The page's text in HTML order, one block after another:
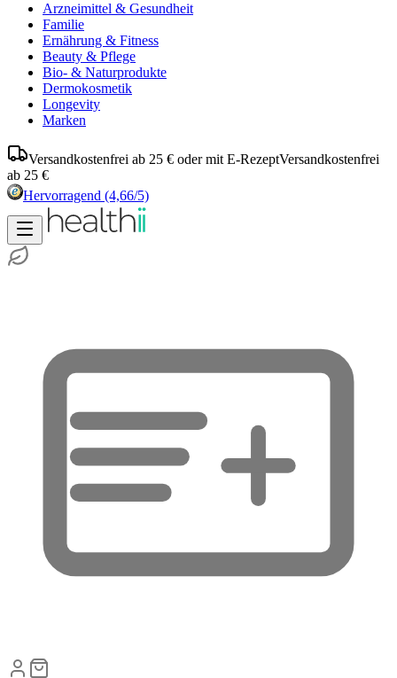
Arzneimittel & Gesundheit
Familie
Ernährung & Fitness
Beauty & Pflege
Bio- & Naturprodukte
Dermokosmetik
Longevity
Marken
Versandkostenfrei ab 25 € oder mit E-RezeptVersandkostenfrei
ab 25 €
Hervorragend (4,66/5)